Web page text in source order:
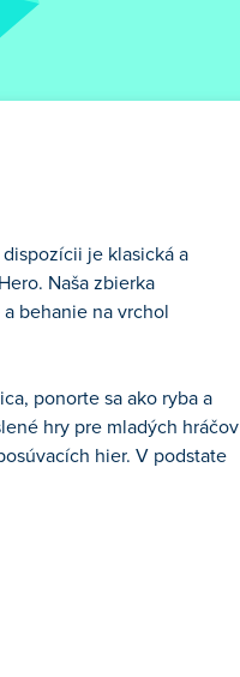
je klasická a
Naša zbierka
behanie na vrchol
ponorte sa ako ryba a
hry pre mladých hráčov
hier. V podstate